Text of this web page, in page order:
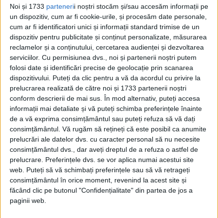
Noi și 1733 partenerii noștri stocăm și/sau accesăm informații pe
un dispozitiv, cum ar fi cookie-urile, și procesăm date personale,
cum ar fi identificatori unici și informații standard trimise de un
dispozitiv pentru publicitate și conținut personalizate, măsurarea
reclamelor și a conținutului, cercetarea audienței și dezvoltarea
serviciilor. Cu permisiunea dvs., noi și partenerii noștri putem
folosi date și identificări precise de geolocație prin scanarea
dispozitivului. Puteți da clic pentru a vă da acordul cu privire la
prelucrarea realizată de către noi și 1733 partenerii noștri
conform descrierii de mai sus. În mod alternativ, puteți accesa
informații mai detaliate și vă puteți schimba preferințele înainte
de a vă exprima consimțământul sau puteți refuza să vă dați
consimțământul. Vă rugăm să rețineți că este posibil ca anumite
prelucrări ale datelor dvs. cu caracter personal să nu necesite
consimțământul dvs., dar aveți dreptul de a refuza o astfel de
prelucrare. Preferințele dvs. se vor aplica numai acestui site
web. Puteți să vă schimbați preferințele sau să vă retrageți
consimțământul în orice moment, revenind la acest site și
făcând clic pe butonul "Confidențialitate" din partea de jos a
paginii web.
Din ultima ediție ...
Regina României
Carol al II-lea și acțiunile sale care au ruinat
România Mare
Afaceri oneroase care au marcat România
modernă: Strousberg și Hallier
ETICHETE:
PUBLICAT IN CATEGORIILE:
SEPTEMBRIE 2025
DISTRIBUIE ȘTIREA: FACEBOOK|TWITTER
DACĂ VA PLAC MATERIALELE PUBLICATE, VA INVITĂM SĂ NE URMĂRIȚI
ȘI PE PAGINA NOASTRĂ DE FACEBOOK
RECOMANDARI PENTRU TINE
Istoria sloturilor: de la primele aparate